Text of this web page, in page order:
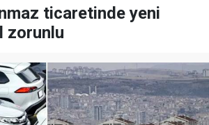
ticaretinde yeni
zorunlu